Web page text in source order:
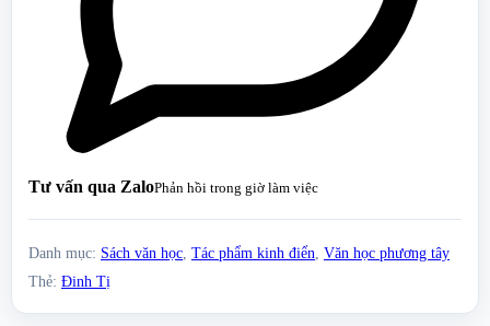
Tư vấn qua ZaloPhản hồi trong giờ làm việc
Danh mục: Sách văn học Tác phẩm kinh điển Văn học phương tây
Thẻ: Đinh Tị